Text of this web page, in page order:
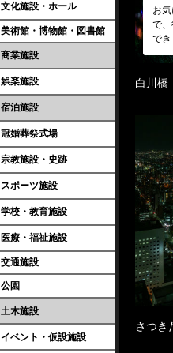
文化施設・ホール
美術館・博物館・図書館
商業施設
娯楽施設
宿泊施設
冠婚葬祭式場
宗教施設・史跡
スポーツ施設
学校・教育施設
医療・福祉施設
交通施設
公園
土木施設
イベント・仮設施設
お
で
で
白川橋
さつき